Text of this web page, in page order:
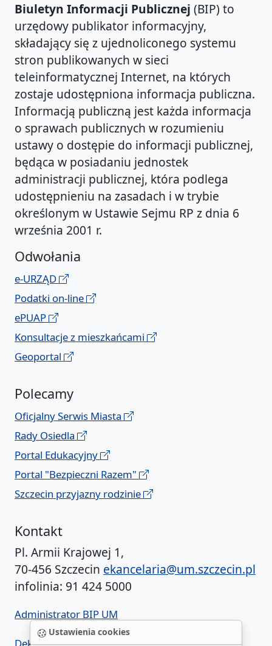
Ustawienia cookies
Biuletyn Informacji Publicznej (BIP) to
urzędowy publikator informacyjny,
składający się z ujednoliconego systemu
stron publikowanych w sieci
teleinformatycznej Internet, na których
zostaje udostępniona informacja publiczna.
Informacją publiczną jest każda informacja
o sprawach publicznych w rozumieniu
ustawy o dostępie do informacji publicznej,
będąca w posiadaniu jednostek
administracji publicznej, która podlega
udostępnieniu na zasadach i w trybie
określonym w Ustawie Sejmu RP z dnia 6
września 2001 r.
Odwołania
e-URZĄD
Podatki on-line
ePUAP
Konsultacje z mieszkańcami
Geoportal
Polecamy
Oficjalny Serwis Miasta
Rady Osiedla
Portal Edukacyjny
Portal "Bezpieczni Razem"
Szczecin przyjazny rodzinie
Kontakt
Pl. Armii Krajowej 1,
70-456 Szczecin ekancelaria@um.szczecin.pl
infolinia: 91 424 5000
Administrator BIP UM